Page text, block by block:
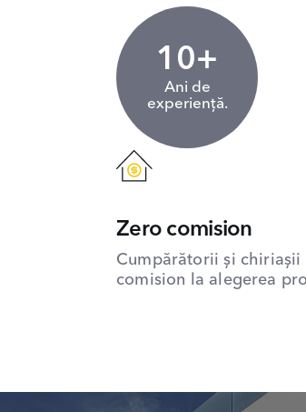
10+
Ani de
experiență.
Zero comision
Cumpărătorii și chiriașii
comision la alegerea